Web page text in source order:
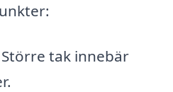
tak innebär